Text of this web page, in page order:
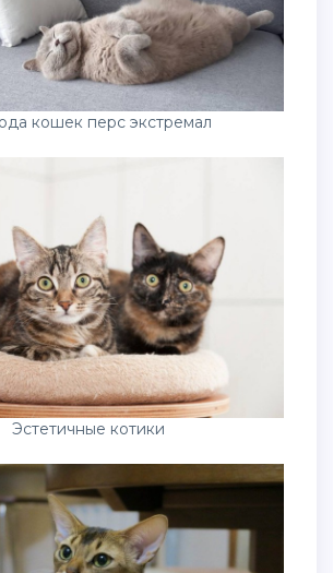
кошек перс экстремал
Эстетичные котики